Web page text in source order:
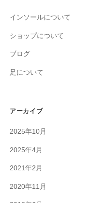
インソールについて
ショップについて
ブログ
足について
アーカイブ
2025年10月
2025年4月
2021年2月
2020年11月